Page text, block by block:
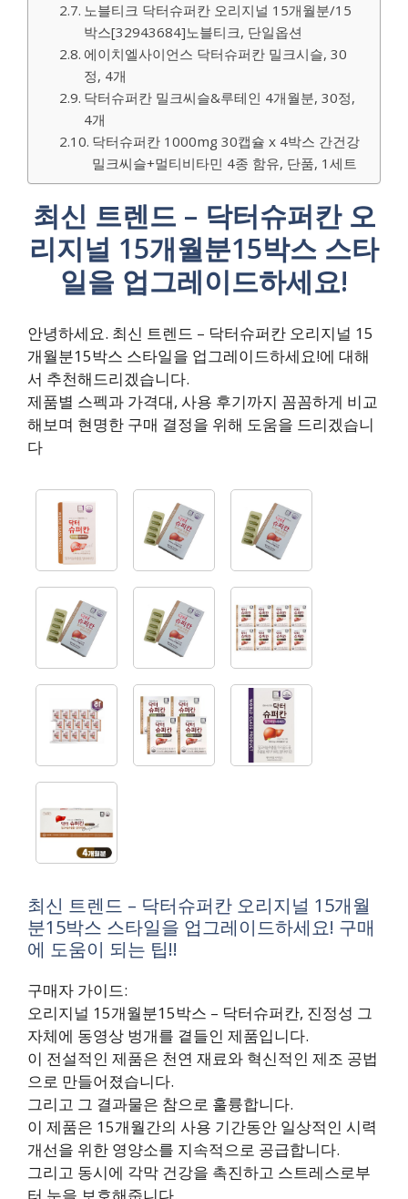
노블티크 닥터슈퍼칸 오리지널 15개월분/15
박스[32943684]노블티크, 단일옵션
에이치엘사이언스 닥터슈퍼칸 밀크시슬, 30
정, 4개
닥터슈퍼칸 밀크씨슬&루테인 4개월분, 30정,
4개
닥터슈퍼칸 1000mg 30캡슐 x 4박스 간건강
밀크씨슬+멀티비타민 4종 함유, 단품, 1세트
최신 트렌드 – 닥터슈퍼칸 오
리지널 15개월분15박스 스타
일을 업그레이드하세요!
안녕하세요. 최신 트렌드 – 닥터슈퍼칸 오리지널 15
개월분15박스 스타일을 업그레이드하세요!에 대해
서 추천해드리겠습니다.
제품별 스펙과 가격대, 사용 후기까지 꼼꼼하게 비교
해보며 현명한 구매 결정을 위해 도움을 드리겠습니
다
최신 트렌드 – 닥터슈퍼칸 오리지널 15개월
분15박스 스타일을 업그레이드하세요! 구매
에 도움이 되는 팁!!
구매자 가이드:
오리지널 15개월분15박스 – 닥터슈퍼칸, 진정성 그
자체에 동영상 벙개를 곁들인 제품입니다.
이 전설적인 제품은 천연 재료와 혁신적인 제조 공법
으로 만들어졌습니다.
그리고 그 결과물은 참으로 훌륭합니다.
이 제품은 15개월간의 사용 기간동안 일상적인 시력
개선을 위한 영양소를 지속적으로 공급합니다.
그리고 동시에 각막 건강을 촉진하고 스트레스로부
터 눈을 보호해줍니다.